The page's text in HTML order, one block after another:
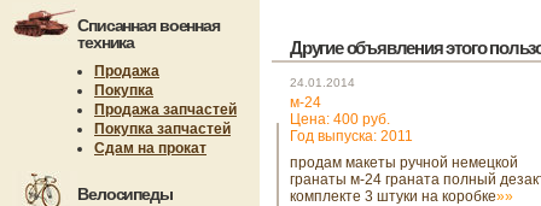
Списанная военная
техника
Продажа
Покупка
Продажа запчастей
Покупка запчастей
Сдам на прокат
Велосипеды
Другие объявления этого
24.01.2014
м-24
Цена: 400 руб.
Год выпуска: 2011
продам макеты ручной немецкой
гранаты м-24 граната полный
комплекте 3 штуки на коробке»»